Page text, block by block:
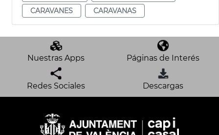
CARAVANES
CARAVANAS
Nuestras Apps Páginas de Interés
Redes Sociales Descargas